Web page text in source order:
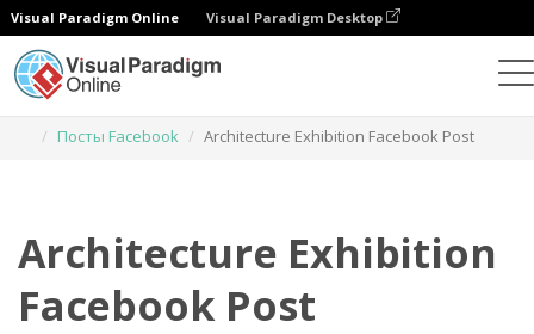
Visual Paradigm Online Visual Paradigm Desktop
Посты Facebook
Architecture Exhibition Facebook Post
Architecture Exhibition
Facebook Post